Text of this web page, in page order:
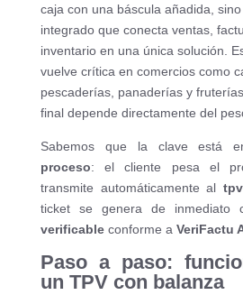
caja con una báscula añadida,
integrado que conecta ventas,
inventario en una única solución.
vuelve crítica en comercios como
pescaderías, panaderías y
final depende directamente del
Sabemos que la clave está
proceso: el cliente pesa el
transmite automáticamente al
ticket se genera de
verificableconforme a VeriFactu
Paso a paso:
un TPV con balanza